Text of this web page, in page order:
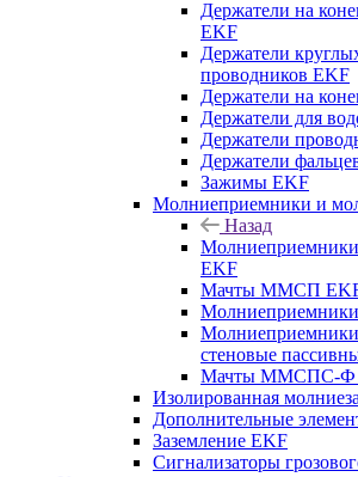
Держатели на
EKF
Держатели
проводников EKF
Держатели на
Держатели для
Держатели
Держатели
Зажимы EKF
Молниеприемники и
Назад
EKF
Мачты ММСП
стеновые
Мачты ММСПС-Ф
Изолированная
Дополнительные
Заземление EKF
Сигнализаторы